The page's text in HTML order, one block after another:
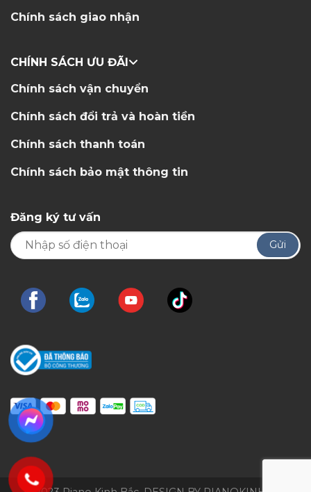
Chính sách giao nhận
CHÍNH SÁCH ƯU ĐÃI
Chính sách vận chuyển
Chính sách đổi trả và hoàn tiền
Chính sách thanh toán
Chính sách bảo mật thông tin
Đăng ký tư vấn